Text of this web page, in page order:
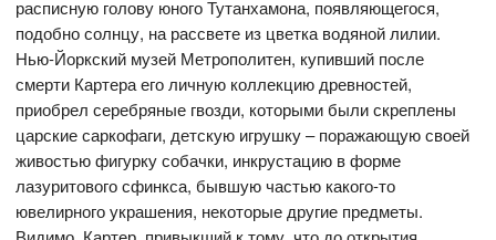
расписную голову юного Тутанхамона, появляющегося,
подобно солнцу, на рассвете из цветка водяной лилии.
Нью-Йоркский музей Метрополитен, купивший после
смерти Картера его личную коллекцию древностей,
приобрел серебряные гвозди, которыми были скреплены
царские саркофаги, детскую игрушку – поражающую своей
живостью фигурку собачки, инкрустацию в форме
лазуритового сфинкса, бывшую частью какого-то
ювелирного украшения, некоторые другие предметы.